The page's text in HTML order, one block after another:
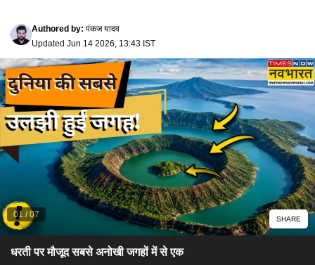
Authored by: पंकज यादव
Updated Jun 14 2026, 13:43 IST
01 /07 SHARE
धरती पर मौजूद सबसे अनोखी जगहों में से एक